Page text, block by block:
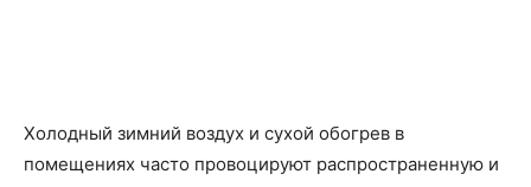
Холодный зимний воздух и сухой обогрев в
помещениях часто провоцируют распространенную и